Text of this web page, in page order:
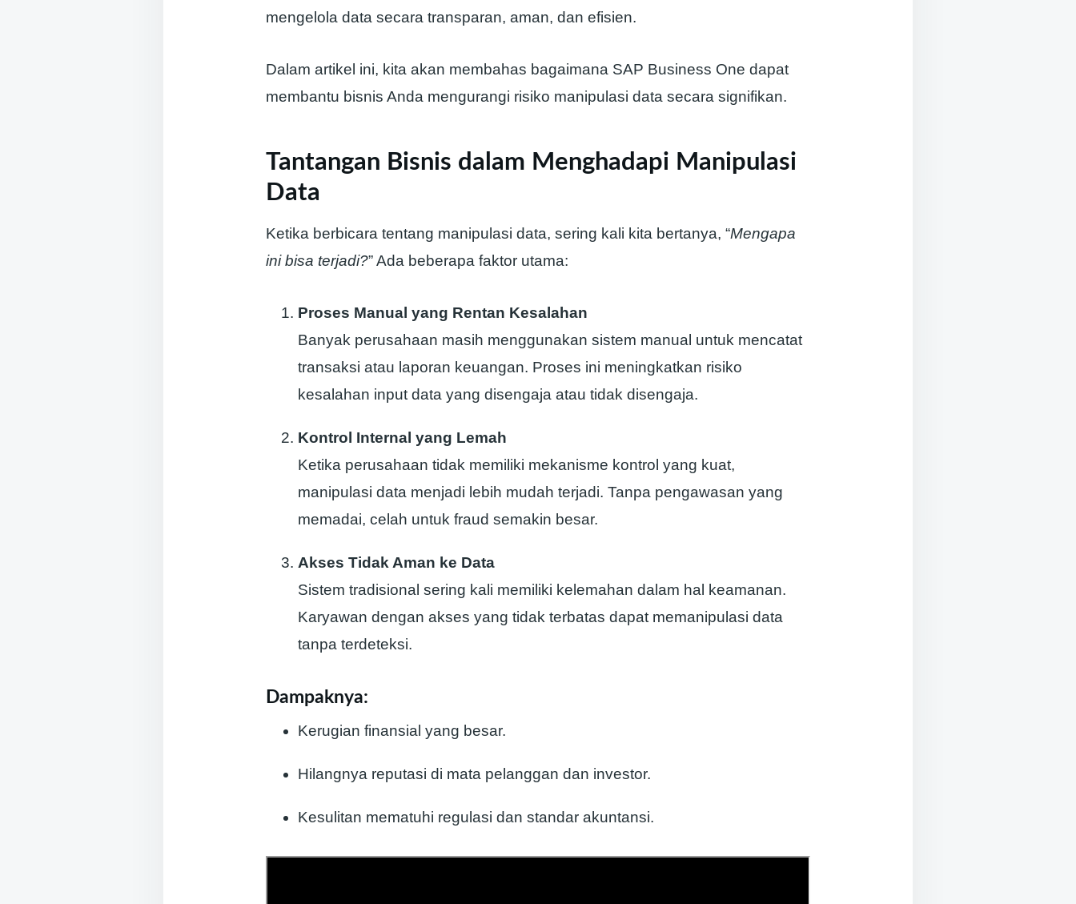
mengelola data secara transparan, aman, dan efisien.
Dalam artikel ini, kita akan membahas bagaimana SAP Business One dapat
membantu bisnis Anda mengurangi risiko manipulasi data secara signifikan.
Tantangan Bisnis dalam Menghadapi Manipulasi
Data
Ketika berbicara tentang manipulasi data, sering kali kita bertanya, “Mengapa
ini bisa terjadi?” Ada beberapa faktor utama:
Proses Manual yang Rentan Kesalahan
Banyak perusahaan masih menggunakan sistem manual untuk mencatat
transaksi atau laporan keuangan. Proses ini meningkatkan risiko
kesalahan input data yang disengaja atau tidak disengaja.
Kontrol Internal yang Lemah
Ketika perusahaan tidak memiliki mekanisme kontrol yang kuat,
manipulasi data menjadi lebih mudah terjadi. Tanpa pengawasan yang
memadai, celah untuk fraud semakin besar.
Akses Tidak Aman ke Data
Sistem tradisional sering kali memiliki kelemahan dalam hal keamanan.
Karyawan dengan akses yang tidak terbatas dapat memanipulasi data
tanpa terdeteksi.
Dampaknya:
Kerugian finansial yang besar.
Hilangnya reputasi di mata pelanggan dan investor.
Kesulitan mematuhi regulasi dan standar akuntansi.